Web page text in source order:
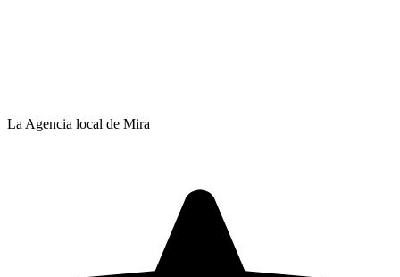
La Agencia local de Mira